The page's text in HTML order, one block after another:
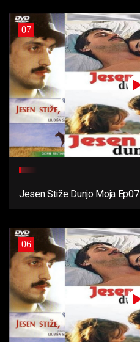
07
Jesen Stiže Dunjo Moja Ep07
06